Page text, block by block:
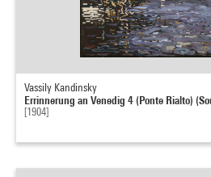
Vassily Kandinsky
Errinnerung an Venedig 4 (Ponte Rialto)
[1904]